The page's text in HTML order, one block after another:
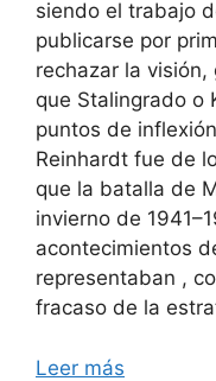
siendo el trabajo
publicarse por
rechazar la
que Stalingrado o
puntos de
Reinhardt fue de
que la batalla de
invierno de
acontecimientos
representaban ,
fracaso de la
Leer más